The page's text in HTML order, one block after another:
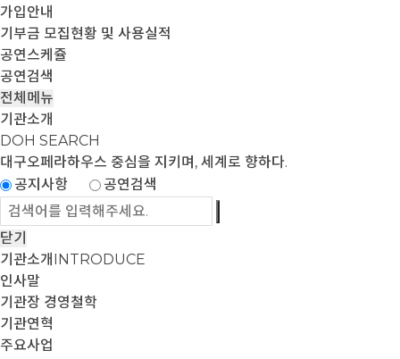
가입안내
기부금 모집현황 및 사용실적
공연스케쥴
공연검색
전체메뉴
기관소개
DOH SEARCH
대구오페라하우스 중심을 지키며, 세계로 향하다.
공지사항
공연검색
닫기
기관소개 INTRODUCE
인사말
기관장 경영철학
기관연혁
주요사업